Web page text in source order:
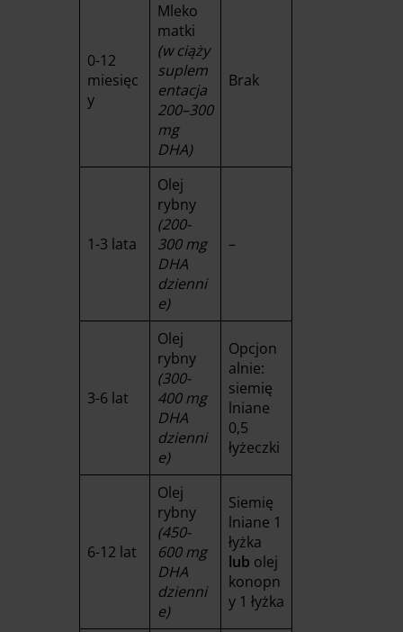
0-12
miesięc
y
Mleko
matki
(w ciąży
suplem
entacja
200–300
mg
DHA)
Brak
1-3 lata
Olej
rybny
(200-
300 mg
DHA
dzienni
e)
–
3-6 lat
Olej
rybny
(300-
400 mg
DHA
dzienni
e)
Opcjon
alnie:
siemię
lniane
0,5
łyżeczki
6-12 lat
Olej
rybny
(450-
600 mg
DHA
dzienni
e)
Siemię
lniane 1
łyżka
lub olej
konopn
y 1 łyżka